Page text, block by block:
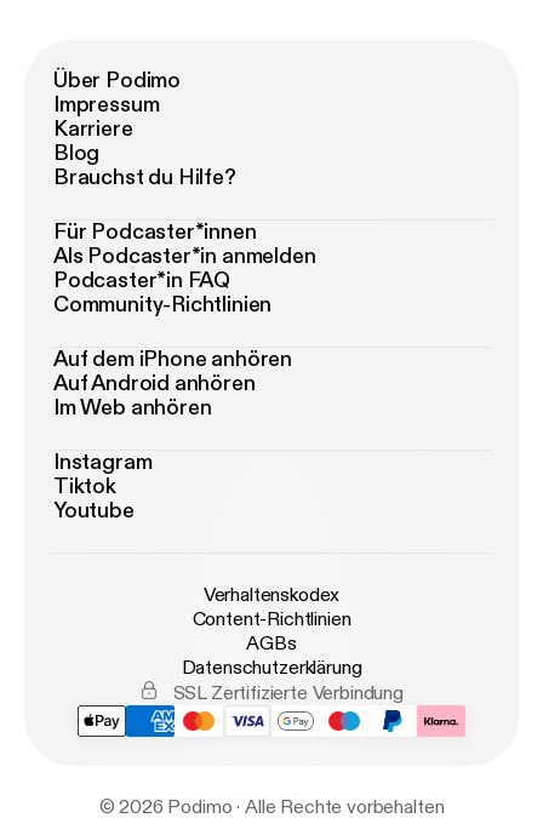
Über Podimo
Impressum
Karriere
Blog
Brauchst du Hilfe?
Für Podcaster*innen
Als Podcaster*in anmelden
Podcaster*in FAQ
Community-Richtlinien
Auf dem iPhone anhören
Auf Android anhören
Im Web anhören
Instagram
Tiktok
Youtube
Verhaltenskodex
Content-Richtlinien
AGBs
Datenschutzerklärung
SSL Zertifizierte Verbindung
© 2026 Podimo · Alle Rechte vorbehalten